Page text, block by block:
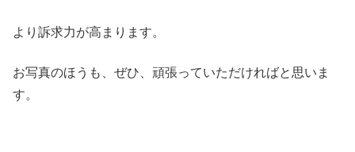
より訴求力が高まります。
お写真のほうも、ぜひ、頑張っていただければと思いま
す。